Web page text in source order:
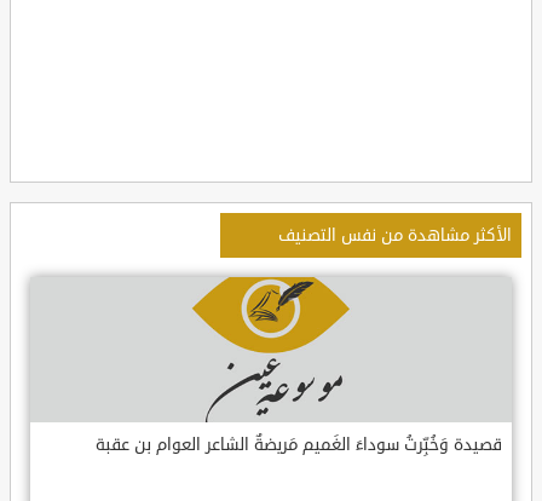
الأكثر مشاهدة من نفس التصنيف
قصيدة وَخُبِّرتُ سوداءَ الغَميم مَريضةٌ الشاعر العوام بن عقبة